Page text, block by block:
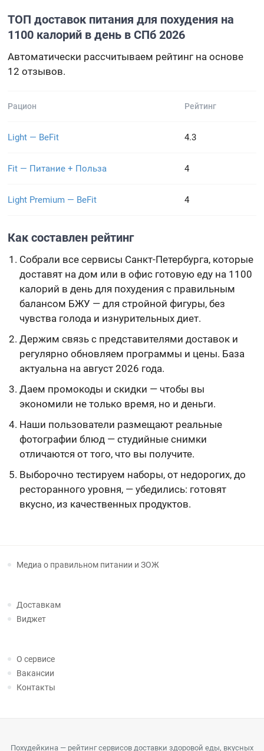
ТОП доставок питания для похудения на
1100 калорий в день в СПб 2026
Автоматически рассчитываем рейтинг на основе
12 отзывов.
Рацион Рейтинг
Light — BeFit 4.3
Fit — Питание + Польза 4
Light Premium — BeFit 4
Как составлен рейтинг
Собрали все сервисы Санкт-Петербурга, которые
доставят на дом или в офис готовую еду на 1100
калорий в день для похудения с правильным
балансом БЖУ — для стройной фигуры, без
чувства голода и изнурительных диет.
Держим связь с представителями доставок и
регулярно обновляем программы и цены. База
актуальна на август 2026 года.
Даем промокоды и скидки — чтобы вы
экономили не только время, но и деньги.
Наши пользователи размещают реальные
фотографии блюд — студийные снимки
отличаются от того, что вы получите.
Выборочно тестируем наборы, от недорогих, до
ресторанного уровня, — убедились: готовят
вкусно, из качественных продуктов.
Медиа о правильном питании и ЗОЖ
Доставкам
Виджет
О сервисе
Вакансии
Контакты
Похудейкина — рейтинг сервисов доставки здоровой еды, вкусных